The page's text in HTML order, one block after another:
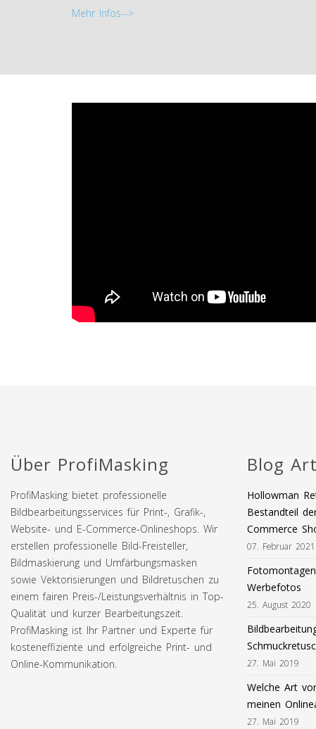
Mehr Infos-->
Über ProfiMasking
ProfiMasking bietet professionelle
Bildbearbeitungsservices für Print-, Grafik-,
Website- und E-Commerce-Onlineshops. Wir
erstellen professionelle Bild-Freisteller,
Bildmaskierung und Umfärbungsmasken
sowie Vektorisierungen und Bildretuschen zu
einem fairen Preis-/Leistungsverhältnis in Top-
Qualität und kurzer Bearbeitungszeit.
ProfiMasking ist Ihr Partner und Experte für
kosteneffiziente und erfolgreiche Print- und
Online-Kommunikation.
Blog
Hollowman
Bestandteil
Commerce
07. Februar 2021
Werbefotos
25. August 2020
27. Mai 2019
Welche Art
meinen
27. Mai 2019